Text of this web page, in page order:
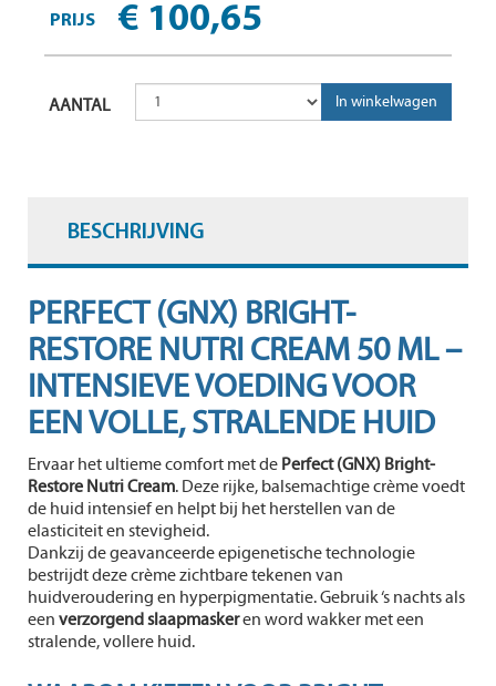
PRIJS € 100,65
AANTAL
BESCHRIJVING
PERFECT (GNX) BRIGHT-
RESTORE NUTRI CREAM 50 ML –
INTENSIEVE VOEDING VOOR
EEN VOLLE, STRALENDE HUID
Ervaar het ultieme comfort met de Perfect (GNX) Bright-
Restore Nutri Cream. Deze rijke, balsemachtige crème voedt
de huid intensief en helpt bij het herstellen van de
elasticiteit en stevigheid.
Dankzij de geavanceerde epigenetische technologie
bestrijdt deze crème zichtbare tekenen van
huidveroudering en hyperpigmentatie. Gebruik ‘s nachts als
een verzorgend slaapmaskeren word wakker met een
stralende, vollere huid.